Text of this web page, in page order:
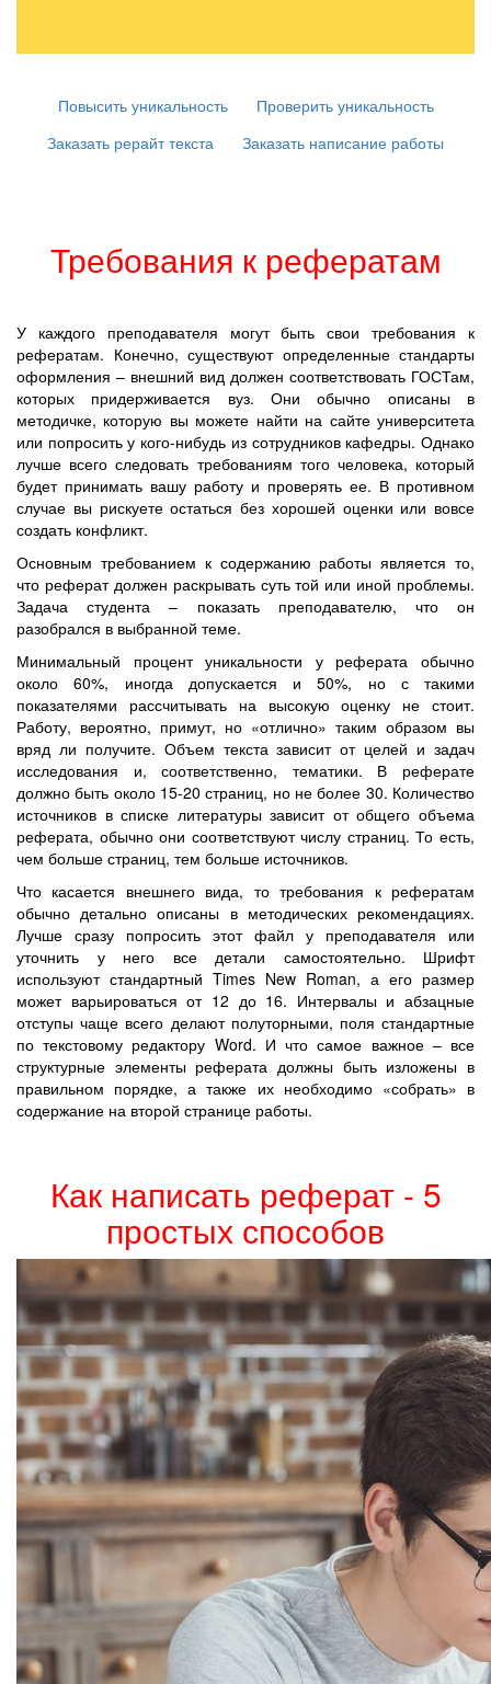
Повысить уникальность
Проверить уникальность
Заказать рерайт текста
Заказать написание работы
Требования к рефератам
У каждого преподавателя могут быть свои требования к
рефератам. Конечно, существуют определенные стандарты
оформления – внешний вид должен соответствовать ГОСТам,
которых придерживается вуз. Они обычно описаны в
методичке, которую вы можете найти на сайте университета
или попросить у кого-нибудь из сотрудников кафедры. Однако
лучше всего следовать требованиям того человека, который
будет принимать вашу работу и проверять ее. В противном
случае вы рискуете остаться без хорошей оценки или вовсе
создать конфликт.
Основным требованием к содержанию работы является то,
что реферат должен раскрывать суть той или иной проблемы.
Задача студента – показать преподавателю, что он
разобрался в выбранной теме.
Минимальный процент уникальности у реферата обычно
около 60%, иногда допускается и 50%, но с такими
показателями рассчитывать на высокую оценку не стоит.
Работу, вероятно, примут, но «отлично» таким образом вы
вряд ли получите. Объем текста зависит от целей и задач
исследования и, соответственно, тематики. В реферате
должно быть около 15-20 страниц, но не более 30. Количество
источников в списке литературы зависит от общего объема
реферата, обычно они соответствуют числу страниц. То есть,
чем больше страниц, тем больше источников.
Что касается внешнего вида, то требования к рефератам
обычно детально описаны в методических рекомендациях.
Лучше сразу попросить этот файл у преподавателя или
уточнить у него все детали самостоятельно. Шрифт
используют стандартный Times New Roman, а его размер
может варьироваться от 12 до 16. Интервалы и абзацные
отступы чаще всего делают полуторными, поля стандартные
по текстовому редактору Word. И что самое важное – все
структурные элементы реферата должны быть изложены в
правильном порядке, а также их необходимо «собрать» в
содержание на второй странице работы.
Как написать реферат - 5
простых способов